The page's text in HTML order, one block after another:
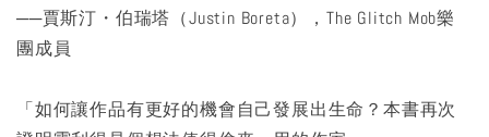
──賈斯汀・伯瑞塔（Justin Boreta），The Glitch Mob樂
團成員
「如何讓作品有更好的機會自己發展出生命？本書再次